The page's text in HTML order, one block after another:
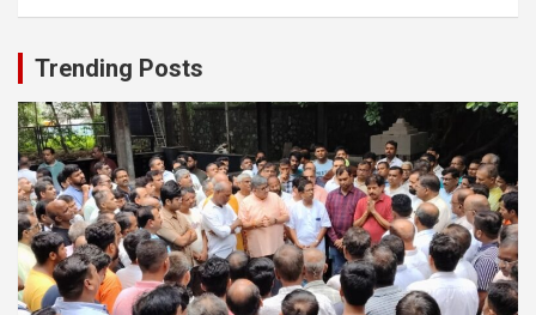
Trending Posts